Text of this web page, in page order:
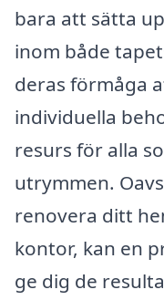
bara att sätta
inom både
deras förmåga
individuella
resurs för alla
utrymmen.
renovera ditt
kontor, kan en
ge dig de